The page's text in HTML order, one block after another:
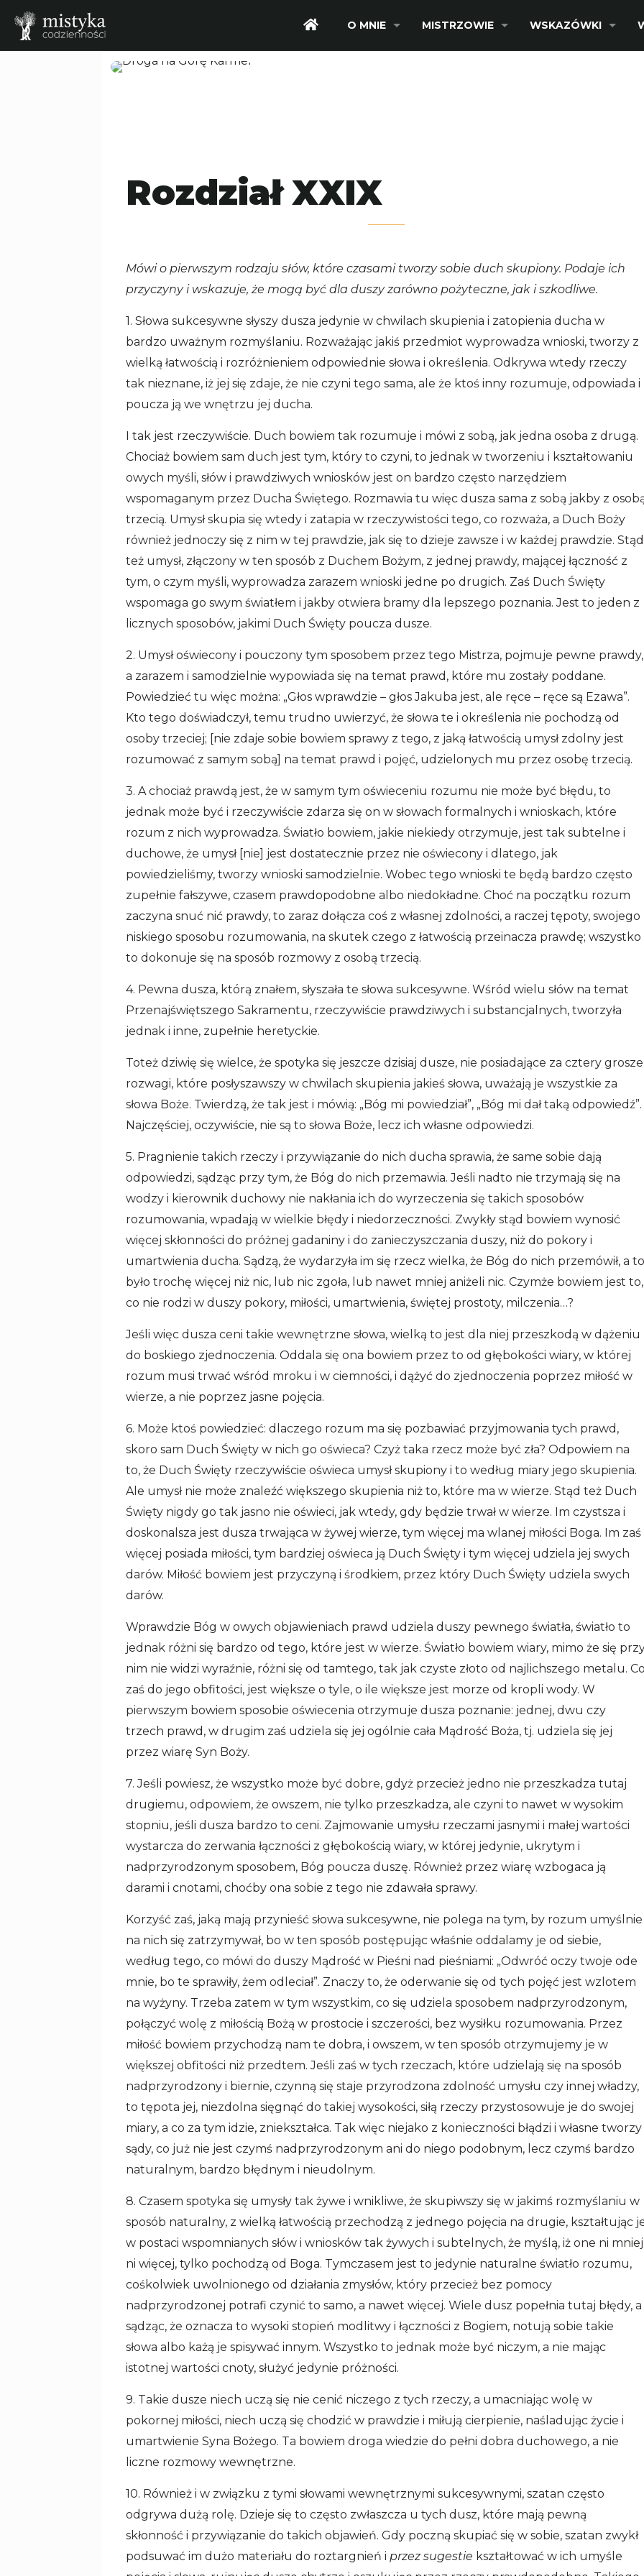
O MNIE MISTRZOWIE WSKAZÓWKI
Rozdział XXIX
Mówi o pierwszym rodzaju słów, które czasami tworzy sobie duch skupiony. Podaje ich
przyczyny i wskazuje, że mogą być dla duszy zarówno pożyteczne, jak i szkodliwe.
1. Słowa sukcesywne słyszy dusza jedynie w chwilach skupienia i zatopienia ducha w
bardzo uważnym rozmyślaniu. Rozważając jakiś przedmiot wyprowadza wnioski, tworzy z
wielką łatwością i rozróżnieniem odpowiednie słowa i określenia. Odkrywa wtedy rzeczy
tak nieznane, iż jej się zdaje, że nie czyni tego sama, ale że ktoś inny rozumuje, odpowiada i
poucza ją we wnętrzu jej ducha.
I tak jest rzeczywiście. Duch bowiem tak rozumuje i mówi z sobą, jak jedna osoba z drugą.
Chociaż bowiem sam duch jest tym, który to czyni, to jednak w tworzeniu i kształtowaniu
owych myśli, słów i prawdziwych wniosków jest on bardzo często narzędziem
wspomaganym przez Ducha Świętego. Rozmawia tu więc dusza sama z sobą jakby z
trzecią. Umysł skupia się wtedy i zatapia w rzeczywistości tego, co rozważa, a Duch Boży
również jednoczy się z nim w tej prawdzie, jak się to dzieje zawsze i w każdej prawdzie. Stąd
też umysł, złączony w ten sposób z Duchem Bożym, z jednej prawdy, mającej łączność z
tym, o czym myśli, wyprowadza zarazem wnioski jedne po drugich. Zaś Duch Święty
wspomaga go swym światłem i jakby otwiera bramy dla lepszego poznania. Jest to jeden z
licznych sposobów, jakimi Duch Święty poucza dusze.
2. Umysł oświecony i pouczony tym sposobem przez tego Mistrza, pojmuje pewne prawdy,
a zarazem i samodzielnie wypowiada się na temat prawd, które mu zostały poddane.
Powiedzieć tu więc można: „Głos wprawdzie – głos Jakuba jest, ale ręce – ręce są Ezawa”.
Kto tego doświadczył, temu trudno uwierzyć, że słowa te i określenia nie pochodzą od
osoby trzeciej; [nie zdaje sobie bowiem sprawy z tego, z jaką łatwością umysł zdolny jest
rozumować z samym sobą] na temat prawd i pojęć, udzielonych mu przez osobę trzecią.
3. A chociaż prawdą jest, że w samym tym oświeceniu rozumu nie może być błędu, to
jednak może być i rzeczywiście zdarza się on w słowach formalnych i wnioskach, które
rozum z nich wyprowadza. Światło bowiem, jakie niekiedy otrzymuje, jest tak subtelne i
duchowe, że umysł [nie] jest dostatecznie przez nie oświecony i dlatego, jak
powiedzieliśmy, tworzy wnioski samodzielnie. Wobec tego wnioski te będą bardzo często
zupełnie fałszywe, czasem prawdopodobne albo niedokładne. Choć na początku rozum
zaczyna snuć nić prawdy, to zaraz dołącza coś z własnej zdolności, a raczej tępoty, swojego
niskiego sposobu rozumowania, na skutek czego z łatwością przeinacza prawdę; wszystko
to dokonuje się na sposób rozmowy z osobą trzecią.
4. Pewna dusza, którą znałem, słyszała te słowa sukcesywne. Wśród wielu słów na temat
Przenajświętszego Sakramentu, rzeczywiście prawdziwych i substancjalnych, tworzyła
jednak i inne, zupełnie heretyckie.
Toteż dziwię się wielce, że spotyka się jeszcze dzisiaj dusze, nie posiadające za cztery grosze
rozwagi, które posłyszawszy w chwilach skupienia jakieś słowa, uważają je wszystkie za
słowa Boże. Twierdzą, że tak jest i mówią: „Bóg mi powiedział”, „Bóg mi dał taką odpowiedź”.
Najczęściej, oczywiście, nie są to słowa Boże, lecz ich własne odpowiedzi.
5. Pragnienie takich rzeczy i przywiązanie do nich ducha sprawia, że same sobie dają
odpowiedzi, sądząc przy tym, że Bóg do nich przemawia. Jeśli nadto nie trzymają się na
wodzy i kierownik duchowy nie nakłania ich do wyrzeczenia się takich sposobów
rozumowania, wpadają w wielkie błędy i niedorzeczności. Zwykły stąd bowiem wynosić
więcej skłonności do próżnej gadaniny i do zanieczyszczania duszy, niż do pokory i
umartwienia ducha. Sądzą, że wydarzyła im się rzecz wielka, że Bóg do nich przemówił, a
było trochę więcej niż nic, lub nic zgoła, lub nawet mniej aniżeli nic. Czymże bowiem jest to,
co nie rodzi w duszy pokory, miłości, umartwienia, świętej prostoty, milczenia…?
Jeśli więc dusza ceni takie wewnętrzne słowa, wielką to jest dla niej przeszkodą w dążeniu
do boskiego zjednoczenia. Oddala się ona bowiem przez to od głębokości wiary, w której
rozum musi trwać wśród mroku i w ciemności, i dążyć do zjednoczenia poprzez miłość w
wierze, a nie poprzez jasne pojęcia.
6. Może ktoś powiedzieć: dlaczego rozum ma się pozbawiać przyjmowania tych prawd,
skoro sam Duch Święty w nich go oświeca? Czyż taka rzecz może być zła? Odpowiem na
to, że Duch Święty rzeczywiście oświeca umysł skupiony i to według miary jego skupienia.
Ale umysł nie może znaleźć większego skupienia niż to, które ma w wierze. Stąd też Duch
Święty nigdy go tak jasno nie oświeci, jak wtedy, gdy będzie trwał w wierze. Im czystsza i
doskonalsza jest dusza trwająca w żywej wierze, tym więcej ma wlanej miłości Boga. Im zaś
więcej posiada miłości, tym bardziej oświeca ją Duch Święty i tym więcej udziela jej swych
darów. Miłość bowiem jest przyczyną i środkiem, przez który Duch Święty udziela swych
darów.
Wprawdzie Bóg w owych objawieniach prawd udziela duszy pewnego światła, światło to
jednak różni się bardzo od tego, które jest w wierze. Światło bowiem wiary, mimo że się
nim nie widzi wyraźnie, różni się od tamtego, tak jak czyste złoto od najlichszego metalu.
zaś do jego obfitości, jest większe o tyle, o ile większe jest morze od kropli wody. W
pierwszym bowiem sposobie oświecenia otrzymuje dusza poznanie: jednej, dwu czy
trzech prawd, w drugim zaś udziela się jej ogólnie cała Mądrość Boża, tj. udziela się jej
przez wiarę Syn Boży.
7. Jeśli powiesz, że wszystko może być dobre, gdyż przecież jedno nie przeszkadza tutaj
drugiemu, odpowiem, że owszem, nie tylko przeszkadza, ale czyni to nawet w wysokim
stopniu, jeśli dusza bardzo to ceni. Zajmowanie umysłu rzeczami jasnymi i małej wartości
wystarcza do zerwania łączności z głębokością wiary, w której jedynie, ukrytym i
nadprzyrodzonym sposobem, Bóg poucza duszę. Również przez wiarę wzbogaca ją
darami i cnotami, choćby ona sobie z tego nie zdawała sprawy.
Korzyść zaś, jaką mają przynieść słowa sukcesywne, nie polega na tym, by rozum umyślnie
na nich się zatrzymywał, bo w ten sposób postępując właśnie oddalamy je od siebie,
według tego, co mówi do duszy Mądrość w Pieśni nad pieśniami: „Odwróć oczy twoje ode
mnie, bo te sprawiły, żem odleciał”. Znaczy to, że oderwanie się od tych pojęć jest wzlotem
na wyżyny. Trzeba zatem w tym wszystkim, co się udziela sposobem nadprzyrodzonym,
połączyć wolę z miłością Bożą w prostocie i szczerości, bez wysiłku rozumowania. Przez
miłość bowiem przychodzą nam te dobra, i owszem, w ten sposób otrzymujemy je w
większej obfitości niż przedtem. Jeśli zaś w tych rzeczach, które udzielają się na sposób
nadprzyrodzony i biernie, czynną się staje przyrodzona zdolność umysłu czy innej władzy,
to tępota jej, niezdolna sięgnąć do takiej wysokości, siłą rzeczy przystosowuje je do swojej
miary, a co za tym idzie, zniekształca. Tak więc niejako z konieczności błądzi i własne tworzy
sądy, co już nie jest czymś nadprzyrodzonym ani do niego podobnym, lecz czymś bardzo
naturalnym, bardzo błędnym i nieudolnym.
8. Czasem spotyka się umysły tak żywe i wnikliwe, że skupiwszy się w jakimś rozmyślaniu w
sposób naturalny, z wielką łatwością przechodzą z jednego pojęcia na drugie, kształtując
w postaci wspomnianych słów i wniosków tak żywych i subtelnych, że myślą, iż one ni mniej
ni więcej, tylko pochodzą od Boga. Tymczasem jest to jedynie naturalne światło rozumu,
cośkolwiek uwolnionego od działania zmysłów, który przecież bez pomocy
nadprzyrodzonej potrafi czynić to samo, a nawet więcej. Wiele dusz popełnia tutaj błędy, a
sądząc, że oznacza to wysoki stopień modlitwy i łączności z Bogiem, notują sobie takie
słowa albo każą je spisywać innym. Wszystko to jednak może być niczym, a nie mając
istotnej wartości cnoty, służyć jedynie próżności.
9. Takie dusze niech uczą się nie cenić niczego z tych rzeczy, a umacniając wolę w
pokornej miłości, niech uczą się chodzić w prawdzie i miłują cierpienie, naśladując życie i
umartwienie Syna Bożego. Ta bowiem droga wiedzie do pełni dobra duchowego, a nie
liczne rozmowy wewnętrzne.
10. Również i w związku z tymi słowami wewnętrznymi sukcesywnymi, szatan często
odgrywa dużą rolę. Dzieje się to często zwłaszcza u tych dusz, które mają pewną
skłonność i przywiązanie do takich objawień. Gdy poczną skupiać się w sobie, szatan zwykł
podsuwać im dużo materiału do roztargnień iprzez sugestie kształtować w ich umyśle